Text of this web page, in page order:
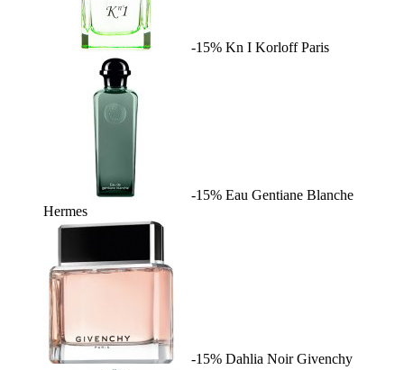
-15% Kn I Korloff Paris
-15% Eau Gentiane Blanche
Hermes
-15% Dahlia Noir Givenchy